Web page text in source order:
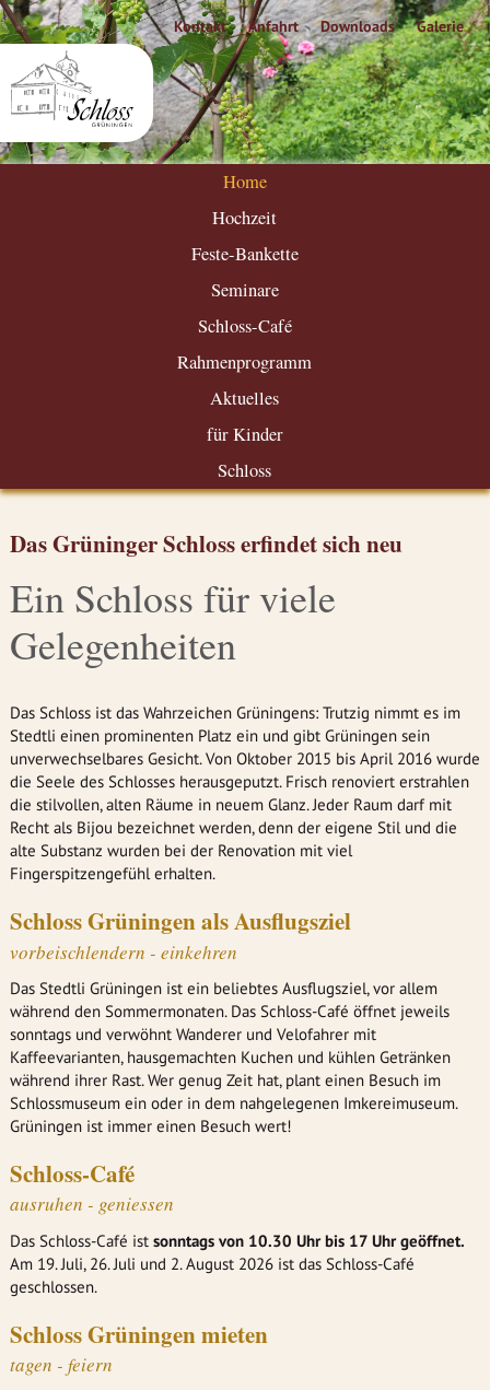
Kontakt Anfahrt Downloads Galerie
Home
Hochzeit
Feste-Bankette
Seminare
Schloss-Café
Rahmenprogramm
Aktuelles
für Kinder
Schloss
Das Grüninger Schloss erfindet sich neu
Ein Schloss für viele
Gelegenheiten
Das Schloss ist das Wahrzeichen Grüningens: Trutzig nimmt es im
Stedtli einen prominenten Platz ein und gibt Grüningen sein
unverwechselbares Gesicht. Von Oktober 2015 bis April 2016 wurde
die Seele des Schlosses herausgeputzt. Frisch renoviert erstrahlen
die stilvollen, alten Räume in neuem Glanz. Jeder Raum darf mit
Recht als Bijou bezeichnet werden, denn der eigene Stil und die
alte Substanz wurden bei der Renovation mit viel
Fingerspitzengefühl erhalten.
Schloss Grüningen als Ausflugsziel
vorbeischlendern - einkehren
Das Stedtli Grüningen ist ein beliebtes Ausflugsziel, vor allem
während den Sommermonaten. Das Schloss-Café öffnet jeweils
sonntags und verwöhnt Wanderer und Velofahrer mit
Kaffeevarianten, hausgemachten Kuchen und kühlen Getränken
während ihrer Rast. Wer genug Zeit hat, plant einen Besuch im
Schlossmuseum ein oder in dem nahgelegenen Imkereimuseum.
Grüningen ist immer einen Besuch wert!
Schloss-Café
ausruhen - geniessen
Das Schloss-Café ist sonntags von 10.30 Uhr bis 17 Uhr geöffnet.
Am 19. Juli, 26. Juli und 2. August 2026 ist das Schloss-Café
geschlossen.
Schloss Grüningen mieten
tagen - feiern